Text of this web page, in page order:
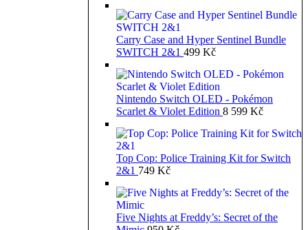
Carry Case and Hyper Sentinel Bundle
SWITCH 2&1 499 Kč
Nintendo Switch OLED - Pokémon
Scarlet & Violet Edition 8 599 Kč
Top Cop: Police Training Kit for Switch
2&1 749 Kč
Five Nights at Freddy’s: Secret of the